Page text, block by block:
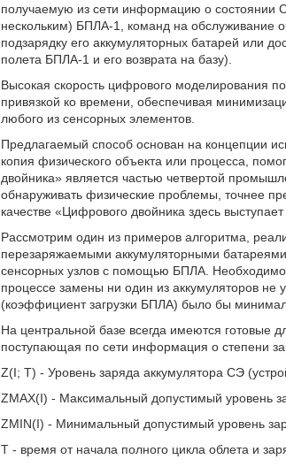
получаемую из сети информацию о состоянии
нескольким) БПЛА-1, команд на обслуживание
подзарядку его аккумуляторных батарей или
полета БПЛА-1 и его возврата на базу).
Высокая скорость цифрового моделирования
привязкой ко времени, обеспечивая
любого из сенсорных элементов.
Предлагаемый способ основан на концепции
копия физического объекта или процесса,
двойника» является частью четвертой
обнаруживать физические проблемы, точнее
качестве «Цифрового двойника здесь
Рассмотрим один из примеров алгоритма,
перезаряжаемыми аккумуляторными
сенсорных узлов c помощью БПЛА. Необходимо
процессе замены ни один из аккумуляторов
(коэффициент загрузки БПЛА) было бы
На центральной базе всегда имеются готовые
поступающая по сети информация о степени
Z(I; T) - Уровень заряда аккумулятора СЭ
ZMAX(I) - Максимальный допустимый уровень
ZMIN(I) - Минимальный допустимый уровень
Т - время от начала полного цикла облета и